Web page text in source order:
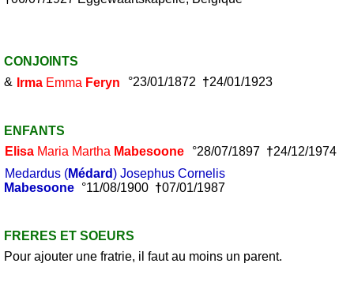
CONJOINTS
& Irma Emma Feryn °23/01/1872 †24/01/1923
ENFANTS
Elisa Maria Martha Mabesoone °28/07/1897 †24/12/1974
Medardus (Médard) Josephus Cornelis
Mabesoone °11/08/1900 †07/01/1987
FRERES ET SOEURS
Pour ajouter une fratrie, il faut au moins un parent.